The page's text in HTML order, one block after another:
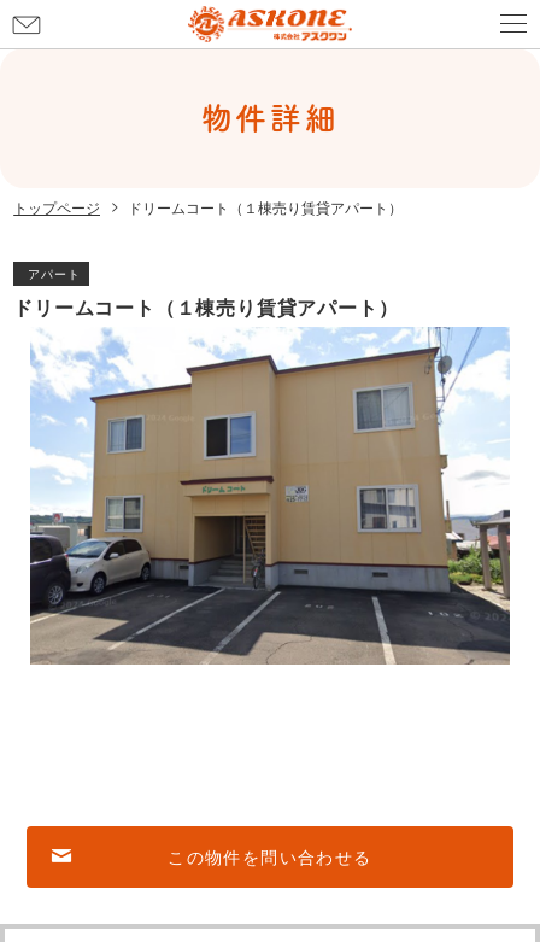
問
物件詳細
トップページ ドリームコート（１棟売り賃貸アパート）
アパート
ドリームコート（１棟売り賃貸アパート）
この物件を問い合わせる